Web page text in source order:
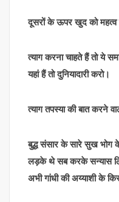
दूसरों के ऊपर खुद को महत्व
त्याग करना चाहते हैं तो ये
यहां हैं तो दुनियादारी करो।
त्याग तपस्या की बात करने
बुद्ध संसार के सारे सुख भोग के
लड़के थे सब करके सन्यास
अभी गांधी की अय्याशी के